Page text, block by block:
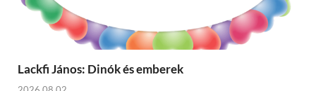
Lackfi János: Dinók és emberek